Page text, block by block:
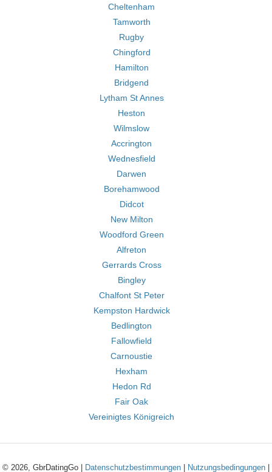
Cheltenham
Tamworth
Rugby
Chingford
Hamilton
Bridgend
Lytham St Annes
Heston
Wilmslow
Accrington
Wednesfield
Darwen
Borehamwood
Didcot
New Milton
Woodford Green
Alfreton
Gerrards Cross
Bingley
Chalfont St Peter
Kempston Hardwick
Bedlington
Fallowfield
Carnoustie
Hexham
Hedon Rd
Fair Oak
Vereinigtes Königreich
© 2026, GbrDatingGo | Datenschutzbestimmungen Nutzungsbedingungen